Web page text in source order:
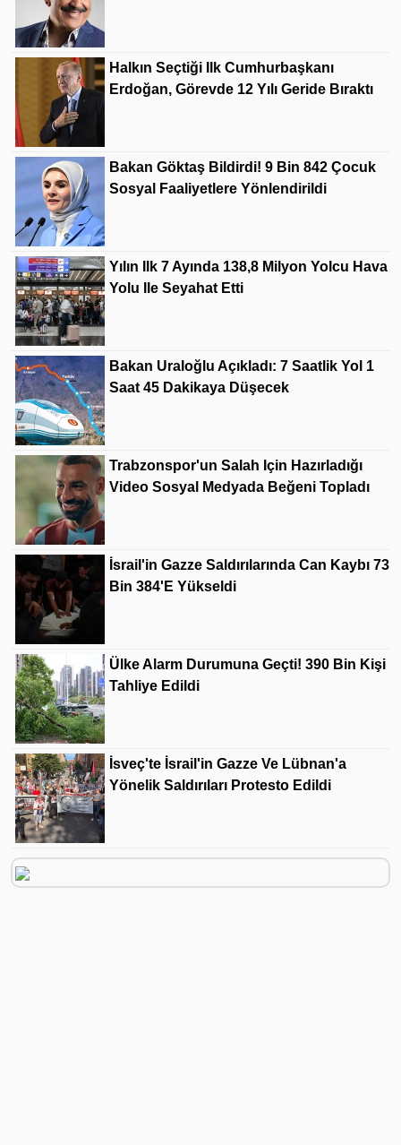
Halkın Seçtiği Ilk Cumhurbaşkanı
Erdoğan, Görevde 12 Yılı Geride Bıraktı
Bakan Göktaş Bildirdi! 9 Bin 842 Çocuk
Sosyal Faaliyetlere Yönlendirildi
Yılın Ilk 7 Ayında 138,8 Milyon Yolcu Hava
Yolu Ile Seyahat Etti
Bakan Uraloğlu Açıkladı: 7 Saatlik Yol 1
Saat 45 Dakikaya Düşecek
Trabzonspor'un Salah Için Hazırladığı
Video Sosyal Medyada Beğeni Topladı
İsrail'in Gazze Saldırılarında Can Kaybı 73
Bin 384'e Yükseldi
Ülke Alarm Durumuna Geçti! 390 Bin Kişi
Tahliye Edildi
İsveç'te İsrail'in Gazze Ve Lübnan'a
Yönelik Saldırıları Protesto Edildi